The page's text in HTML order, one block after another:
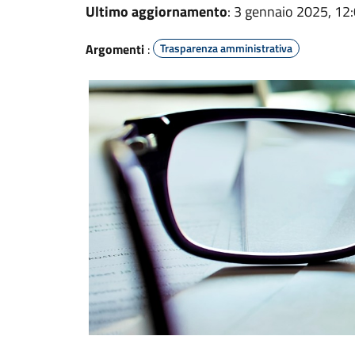
Ultimo aggiornamento: 3 gennaio 2025,
Argomenti : Trasparenza amministrativa